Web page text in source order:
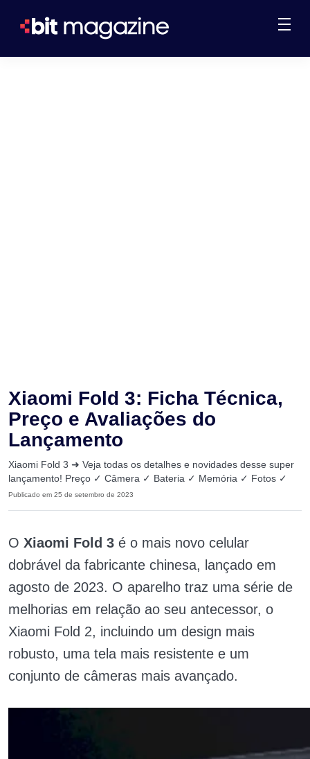
Xiaomi Fold 3: Ficha Técnica,
Preço e Avaliações do
Lançamento
Xiaomi Fold 3 ➜ Veja todas os detalhes e novidades desse super
lançamento! Preço ✓ Câmera ✓ Bateria ✓ Memória ✓ Fotos ✓
Publicado em 25 de setembro de 2023
O Xiaomi Fold 3 é o mais novo celular
dobrável da fabricante chinesa, lançado em
agosto de 2023. O aparelho traz uma série de
melhorias em relação ao seu antecessor, o
Xiaomi Fold 2, incluindo um design mais
robusto, uma tela mais resistente e um
conjunto de câmeras mais avançado.